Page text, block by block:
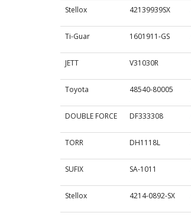
Stellox 42139939SX
Ti-Guar 1601911-GS
JETT V31030R
Toyota 48540-80005
DOUBLE FORCE DF333308
TORR DH1118L
SUFIX SA-1011
Stellox 4214-0892-SX